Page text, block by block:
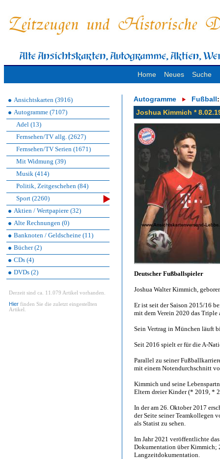
Home Neues Suche
Ansichtskarten (3916)
Autogramme (7107)
Adel (13)
Fernsehen/TV allg. (2627)
Fernsehen/TV Serien (1671)
Mit Widmung (39)
Musik (414)
Politik, Zeitgeschehen (84)
Sport (2260)
Aktien / Wertpapiere (32)
Alte Rechnungen (0)
Banknoten / Geldscheine (11)
Bücher (2)
CDs (4)
DVDs (2)
Derzeit sind ca. 11.079 Artikel vorhanden.
Hier finden Sie die zuletzt eingestellten
Artikel.
Autogramme Fußball:
Joshua Kimmich *
Deutscher Fußballspieler
Joshua Walter Kimmich,
Er ist seit der Saison 2015/16
mit dem Verein 2020 das Triple
Sein Vertrag in München läuft
Seit 2016 spielt er für die A-
Parallel zu seiner
mit einem Notendurchschnitt
Kimmich und seine
Eltern dreier Kinder (* 2019, *
In der am 26. Oktober 2017
der Seite seiner Teamkollegen
als Statist zu sehen.
Im Jahr 2021 veröffentlichte
Dokumentation über Kimmich;
Langzeitdokumentation.